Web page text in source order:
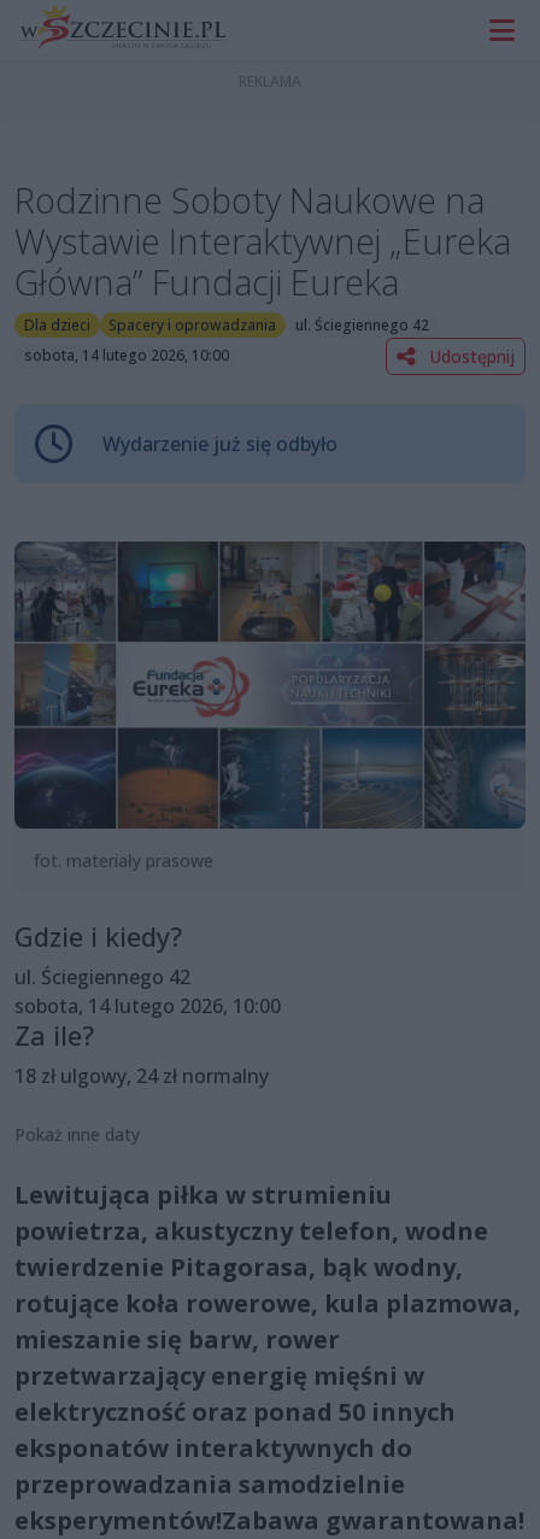
Rodzinne Soboty Naukowe na
Wystawie Interaktywnej „Eureka
Główna” Fundacji Eureka
Dla dzieci Spacery i oprowadzania
ul. Ściegiennego 42
sobota, 14 lutego 2026, 10:00
Udostępnij
Wydarzenie już się odbyło
fot. materiały prasowe
Gdzie i kiedy?
ul. Ściegiennego 42
sobota, 14 lutego 2026, 10:00
Za ile?
18 zł ulgowy, 24 zł normalny
Pokaż inne daty
Lewitująca piłka w strumieniu
powietrza, akustyczny telefon, wodne
twierdzenie Pitagorasa, bąk wodny,
rotujące koła rowerowe, kula plazmowa,
mieszanie się barw, rower
przetwarzający energię mięśni w
elektryczność oraz ponad 50 innych
eksponatów interaktywnych do
przeprowadzania samodzielnie
eksperymentów!Zabawa gwarantowana!